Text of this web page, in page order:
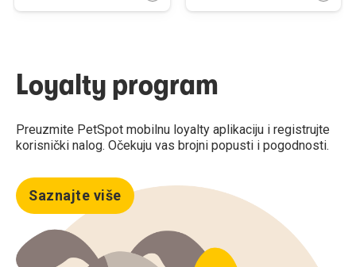
Loyalty program
Preuzmite PetSpot mobilnu loyalty aplikaciju i registrujte
korisnički nalog. Očekuju vas brojni popusti i pogodnosti.
Saznajte više